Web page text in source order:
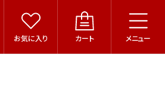
お気に入り カート メニュー